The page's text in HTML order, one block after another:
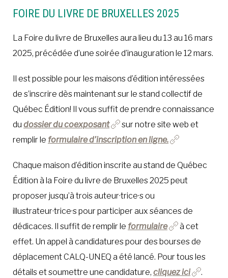
FOIRE DU LIVRE DE BRUXELLES 2025
La Foire du livre de Bruxelles aura lieu du 13 au 16 mars
2025, précédée d’une soirée d’inauguration le 12 mars.
Il est possible pour les maisons d’édition intéressées
de s’inscrire dès maintenant sur le stand collectif de
Québec Édition! Il vous suffit de prendre connaissance
du dossier du coexposant
sur notre site web et
remplir le formulaire d’inscription en ligne.
Chaque maison d’édition inscrite au stand de Québec
Édition à la Foire du livre de Bruxelles 2025 peut
proposer jusqu’à trois auteur·trice·s ou
illustrateur·trice·s pour participer aux séances de
dédicaces. Il suffit de remplir le formulaire
à cet
effet. Un appel à candidatures pour des bourses de
déplacement CALQ-UNEQ a été lancé. Pour tous les
détails et soumettre une candidature, cliquez ici .